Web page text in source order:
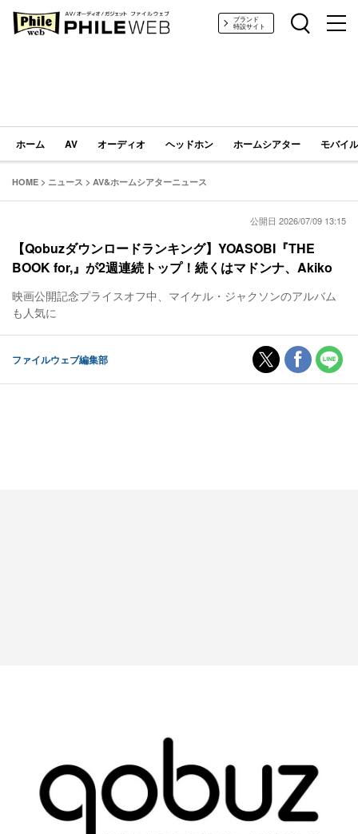
PHILE WEB｜AV/オーディオ/ガジェットブランド
特設サイト
ホーム AV オーディオ ヘッドホン ホームシアター モバイ
HOME > ニュース > AV&ホームシアターニュース
公開日 2026/07/09 13:15
【Qobuzダウンロードランキング】YOASOBI『THE
BOOK for,』が2週連続トップ！続くはマドンナ、Akiko
映画公開記念プライスオフ中、マイケル・ジャクソンのアルバム
も人気に
ファイルウェブ編集部